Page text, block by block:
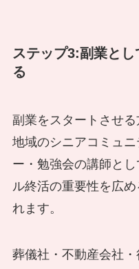
ステップ3:副業と
る
副業をスタートさせる
地域のシニアコミュ
ー・勉強会の講師と
ル終活の重要性を広
れます。
葬儀社・不動産会社